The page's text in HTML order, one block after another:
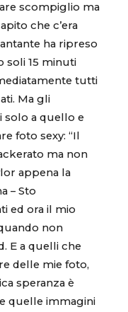
scompiglio ma
che c’era
ha ripreso
soli 15 minuti
tutti
Ma gli
solo a quello e
foto sexy: “Il
ma non
appena la
– Sto
ed ora il mio
non
E a quelli che
delle mie foto,
speranza è
quelle immagini